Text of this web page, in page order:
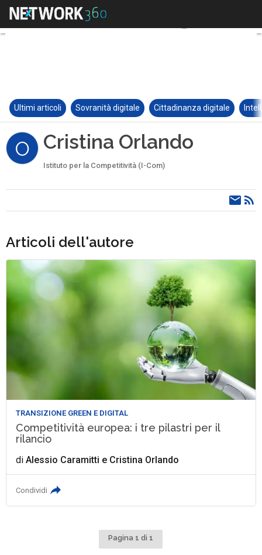
Ultimi articoli Sovranità digitale Cittadinanza digitale
O Cristina Orlando
Istituto per la Competitività (I-Com)
Articoli dell'autore
TRANSIZIONE GREEN E DIGITAL
Competitività europea: i tre pilastri per il
rilancio
diAlessio Caramitti e Cristina Orlando
Condividi
Pagina 1 di 1